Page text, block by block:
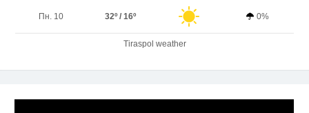
Пн. 10 32º / 16º 0%
Tiraspol weather